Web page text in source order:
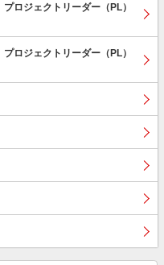
ロジェクトリーダー（PL）
ロジェクトリーダー（PL）